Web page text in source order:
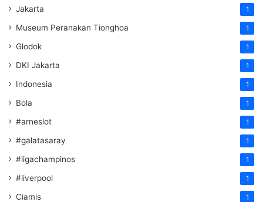
Jakarta 1
Museum Peranakan Tionghoa 1
Glodok 1
DKI Jakarta 1
Indonesia 1
Bola 1
#arneslot 1
#galatasaray 1
#ligachampinos 1
#liverpool 1
Ciamis 1